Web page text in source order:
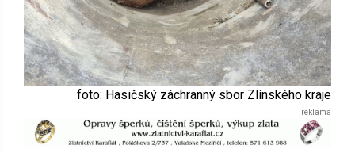
foto: Hasičský záchranný sbor Zlínského kraje